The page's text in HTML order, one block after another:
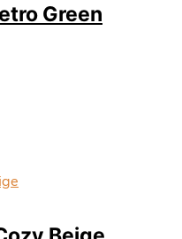
Green